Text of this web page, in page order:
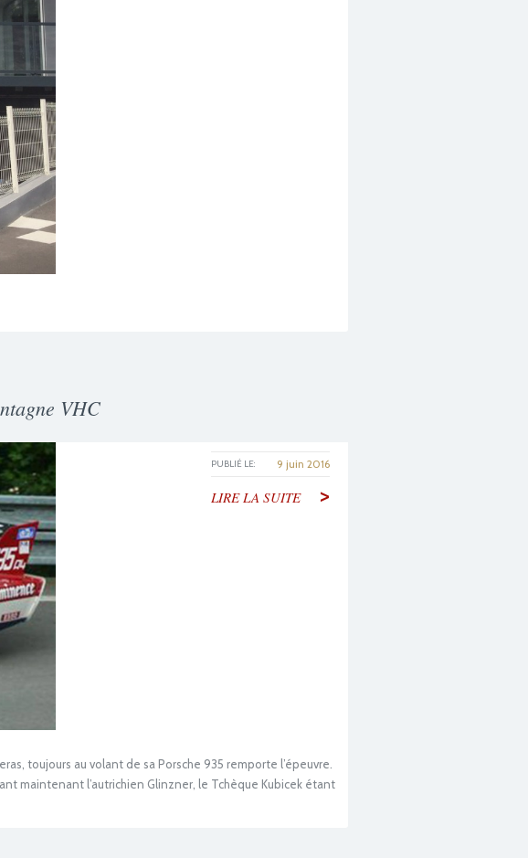
VHC
PUBLIÉ LE: 9 juin 2016
LIRE LA SUITE >
toujours au volant de sa Porsche 935 remporte l’épeuvre.
maintenant l’autrichien Glinzner, le Tchèque Kubicek étant